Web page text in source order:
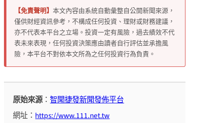
【免責聲明】 本文內容由系統自動彙整自公開新聞來源，
僅供財經資訊參考，不構成任何投資、理財或財務建議，
亦不代表本平台之立場。投資一定有風險，過去績效不代
表未來表現，任何投資決策應由讀者自行評估並承擔風
險，本平台不對依本文所為之任何投資行為負責。
原始來源：智聞捷發新聞發佈平台
網址： https://www.111.net.tw